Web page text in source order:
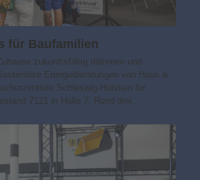
für Baufamilien
zukunfts­fähig dämmen und
Energieberatungen von Haus &
Schleswig-Holstein für
7121 in Halle 7. Rund drei…